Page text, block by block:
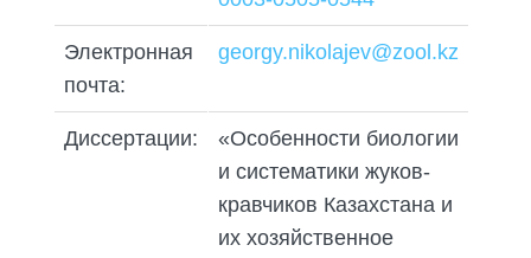
ОБОСНОВАНИЙ
СЕМИНАРОВ, ПОЛЕВЫХ ЭКСКУРСИЙ
ОРГАНИЗАЦИЯ ПОЛЕВЫХ ПРАКТИК,
СТАЖИРОВОК
СОВМЕСТНО С НАУЧНЫМ
ОБЩЕСТВОМ ТЕТИС
СЕЛЕВИНИЯ
SAIGA NEWS
Электронная
почта:
georgy.nikolajev@zool.kz
Диссертации:
«Особенности биологии
и систематики жуков-
кравчиков Казахстана и
их хозяйственное